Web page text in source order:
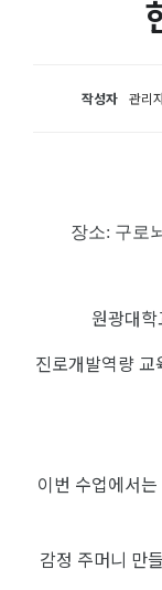
작성자 관리
장소: 구로
원광대
진로개발역량
이번 수업에서
감정 주머니 만